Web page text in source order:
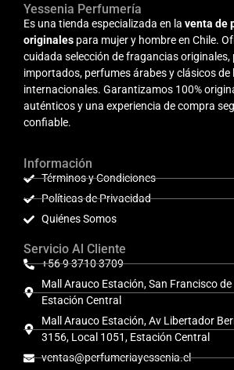
Yessenia Perfumería
Es una tienda especializada en la venta de
originales para mujer y hombre en Chile.
cuidada selección de fragancias originales,
importados, perfumes árabes y clásicos de
internacionales. Garantizamos 100%
auténticos y una experiencia de compra
confiable.
Información
Términos y Condiciones
Políticas de Privacidad
Quiénes Somos
Servicio Al Cliente
+56 9 3710 3709
Mall Arauco Estación, San Francisco
Estación Central
Mall Arauco Estación, Av Libertador
3156, Local 1051, Estación Central
ventas@perfumeriayessenia.cl